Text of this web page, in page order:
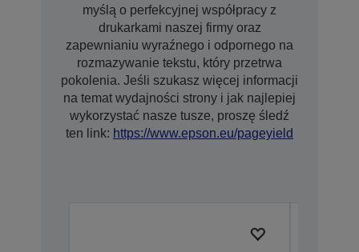
myślą o perfekcyjnej współpracy z
drukarkami naszej firmy oraz
zapewnianiu wyraźnego i odpornego na
rozmazywanie tekstu, który przetrwa
pokolenia. Jeśli szukasz więcej informacji
na temat wydajności strony i jak najlepiej
wykorzystać nasze tusze, proszę śledź
ten link: https://www.epson.eu/pageyield